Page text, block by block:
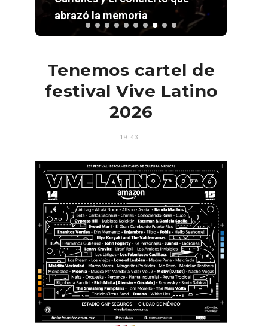
abrazó la memoria
Tenemos cartel de
festival Vive Latino
2026
19:43